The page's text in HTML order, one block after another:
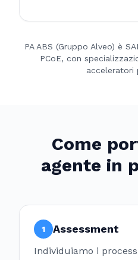
PA ABS (Gruppo Alveo) è
PCoE, con
acceleratori
Come
agente in
1 Assessment
Individuiamo i